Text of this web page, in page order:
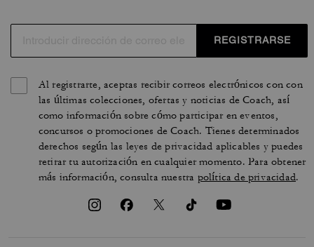
REGISTRARSE
Al registrarte, aceptas recibir correos electrónicos con con
las últimas colecciones, ofertas y noticias de Coach, así
como información sobre cómo participar en eventos,
concursos o promociones de Coach. Tienes determinados
derechos según las leyes de privacidad aplicables y puedes
retirar tu autorización en cualquier momento. Para obtener
más información, consulta nuestra política de privacidad.